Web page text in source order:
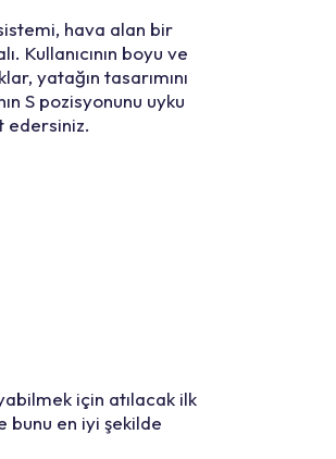
hava alan bir
Kullanıcının boyu ve
yatağın tasarımını
S pozisyonunu uyku
edersiniz.
için atılacak ilk
bunu en iyi şekilde